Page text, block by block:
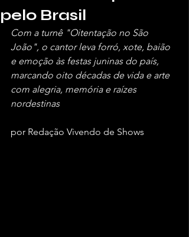
pelo Brasil
Com a turnê "Oitentação no São
João", o cantor leva forró, xote, baião
e emoção às festas juninas do país,
marcando oito décadas de vida e arte
com alegria, memória e raízes
nordestinas
por Redação Vivendo de Shows